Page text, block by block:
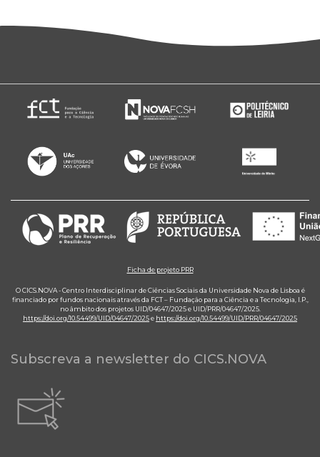
Ficha de projeto PRR
O CICS.NOVA - Centro Interdisciplinar de Ciências Sociais da Universidade Nova de Lisboa é
financiado por fundos nacionais através da FCT – Fundação para a Ciência e a Tecnologia, I.P.,
no âmbito dos projetos UID/04647/2025 e UID/PRR/04647/2025.
https://doi.org/10.54499/UID/04647/2025e https://doi.org/10.54499/UID/PRR/04647/2025
Subscreva a newsletter do CICS.NOVA